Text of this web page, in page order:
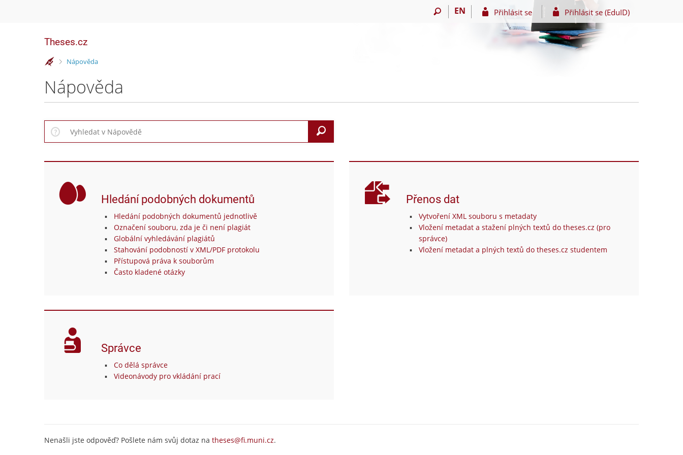
EN Přihlásit se Přihlásit se (EduID)
Theses.cz
>Nápověda
Nápověda
Hledání podobných dokumentů
Hledání podobných dokumentů jednotlivě
Označení souboru, zda je či není plagiát
Globální vyhledávání plagiátů
Stahování podobností v XML/PDF protokolu
Přístupová práva k souborům
Často kladené otázky
Přenos dat
Vytvoření XML souboru s metadaty
Vložení metadat a stažení plných textů do theses.cz (pro
správce)
Vložení metadat a plných textů do theses.cz studentem
Správce
Co dělá správce
Videonávody pro vkládání prací
Nenašli jste odpověď? Pošlete nám svůj dotaz na theses@fi.muni.cz.